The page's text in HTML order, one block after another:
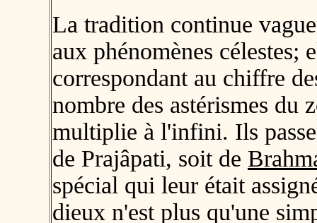
La tradition continue
aux phénomènes
correspondant au chiffre
nombre des astérismes du
multiplie à l'infini. Ils
de Prajâpati, soit de
spécial qui leur était
dieux n'est plus qu'une